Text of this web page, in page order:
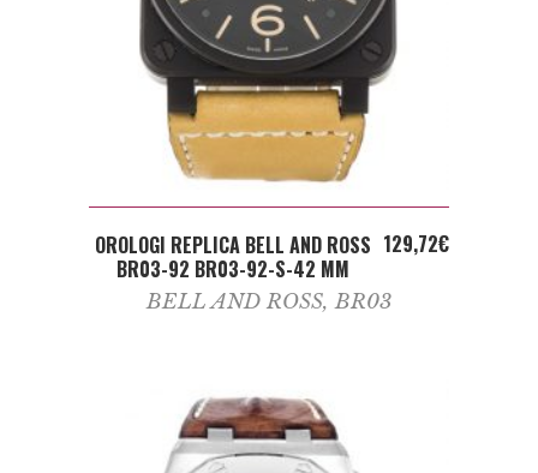
ADD TO CART
OROLOGI REPLICA BELL AND ROSS
BR03-92 BR03-92-S-42 MM
129,72€
BELL AND ROSS,BR03